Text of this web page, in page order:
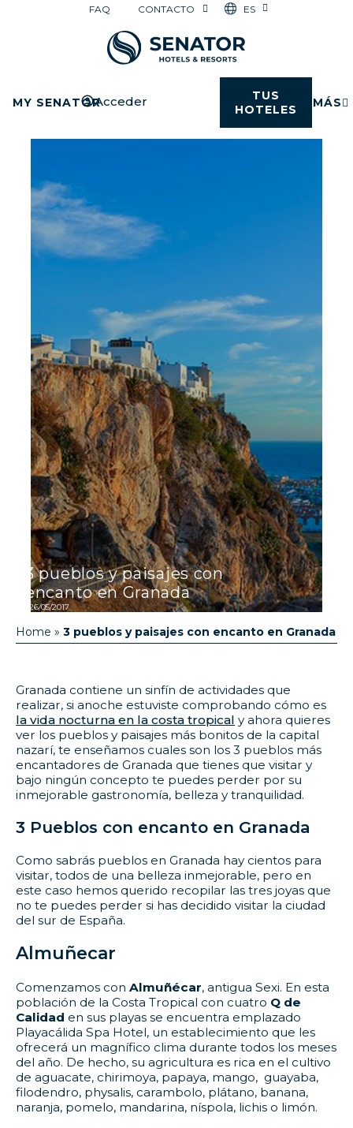
FAQ CONTACTO ES
MY SENATORAcceder
TUS
HOTELES
MÁS
3 pueblos y paisajes con
encanto en Granada
26/05/2017
Home »3 pueblos y paisajes con encanto en Granada
Granada contiene un sinfín de actividades que
realizar, si anoche estuviste comprobando cómo es
la vida nocturna en la costa tropical y ahora quieres
ver los pueblos y paisajes más bonitos de la capital
nazarí, te enseñamos cuales son los 3 pueblos más
encantadores de Granada que tienes que visitar y
bajo ningún concepto te puedes perder por su
inmejorable gastronomía, belleza y tranquilidad.
3 Pueblos con encanto en Granada
Como sabrás pueblos en Granada hay cientos para
visitar, todos de una belleza inmejorable, pero en
este caso hemos querido recopilar las tres joyas que
no te puedes perder si has decidido visitar la ciudad
del sur de España.
Almuñecar
Comenzamos conAlmuñécar, antigua Sexi. En esta
población de la Costa Tropical con cuatro Q de
Calidad en sus playas se encuentra emplazado
Playacálida Spa Hotel, un establecimiento que les
ofrecerá un magnífico clima durante todos los meses
del año. De hecho, su agricultura es rica en el cultivo
de aguacate, chirimoya, papaya, mango, guayaba,
filodendro, physalis, carambolo, plátano, banana,
naranja, pomelo, mandarina, níspola, lichis o limón.